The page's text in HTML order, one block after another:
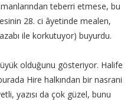
teberri etmese, bu
28. ci âyetinde mealen,
ile korkutuyor) buyurdu.
olduğunu gösteriyor. Halife
Hire halkından bir nasrani
yazısı da çok güzel, bunu